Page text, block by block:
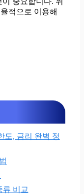
적으로 이용해
도, 금리 완벽 정
류 비교